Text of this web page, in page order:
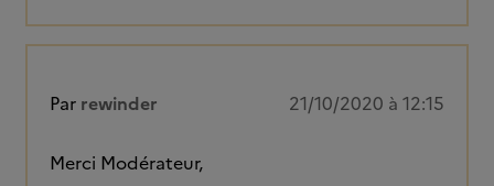
Par rewinder 21/10/2020 à 12:15
Merci Modérateur,